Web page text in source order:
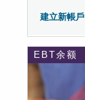
建立新帳戶
EBT余额